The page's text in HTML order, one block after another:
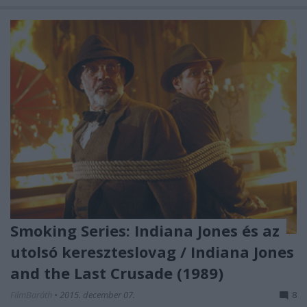
Smoking Series: Indiana Jones és az
utolsó kereszteslovag / Indiana Jones
and the Last Crusade (1989)
• 2015. december 07. 8